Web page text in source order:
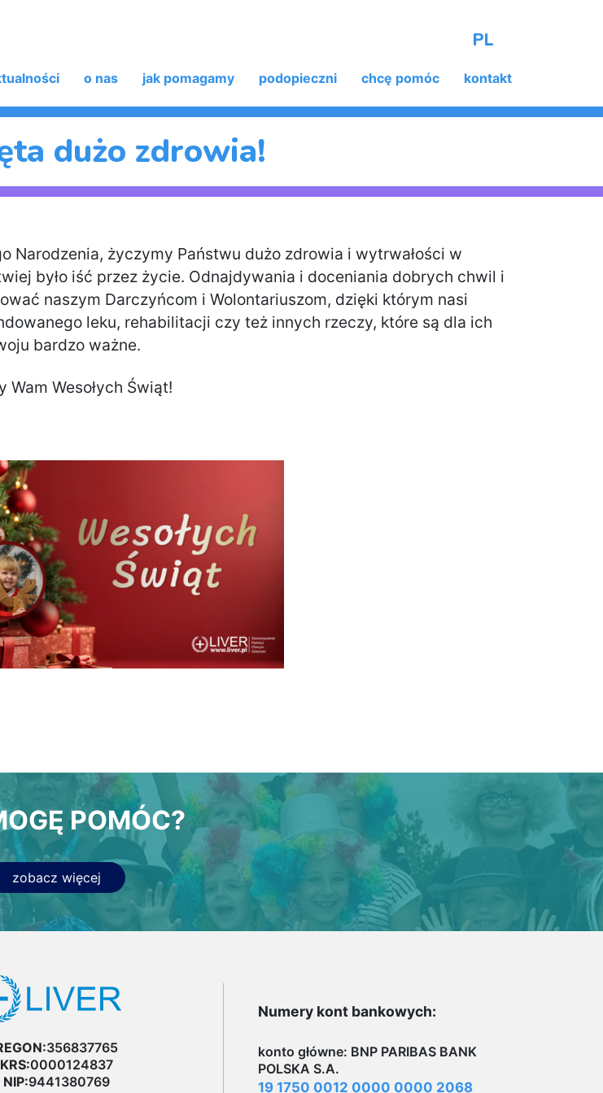
PL
o nas jak pomagamy podopieczni chcę pomóc kontakt
dużo zdrowia!
Narodzenia, życzymy Państwu dużo zdrowia i wytrwałości w
było iść przez życie. Odnajdywania i doceniania dobrych chwil i
naszym Darczyńcom i Wolontariuszom, dzięki którym nasi
leku, rehabilitacji czy też innych rzeczy, które są dla ich
bardzo ważne.
Wam Wesołych Świąt!
POMÓC?
zobacz więcej
356837765
KRS:0000124837
NIP:9441380769
Numery kont bankowych:
konto główne: BNP PARIBAS BANK
POLSKA S.A.
19 1750 0012 0000 0000 2068